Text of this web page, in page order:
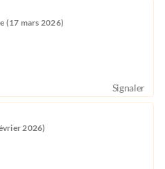
(17 mars 2026)
Signaler
2026)